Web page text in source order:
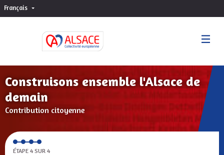
Français Choisir la langue
Construisons ensemble l'Alsace de
demain
Contribution citoyenne
ÉTAPE 4 SUR 4